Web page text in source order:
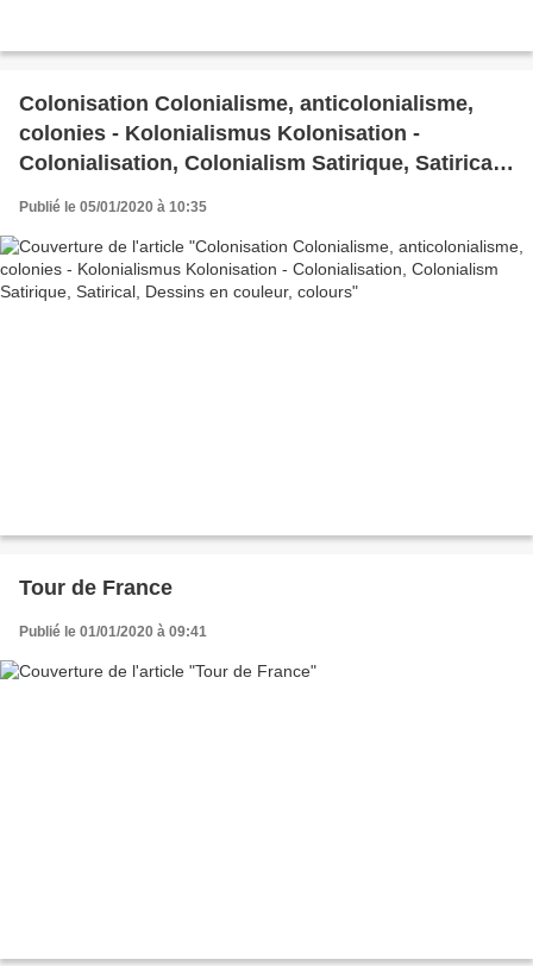
Colonisation Colonialisme, anticolonialisme,
colonies - Kolonialismus Kolonisation -
Colonialisation, Colonialism Satirique, Satirical,
Dessins en couleur, colours
Publié le 05/01/2020 à 10:35
Tour de France
Publié le 01/01/2020 à 09:41